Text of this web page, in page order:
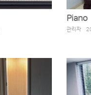
Piano
관리자